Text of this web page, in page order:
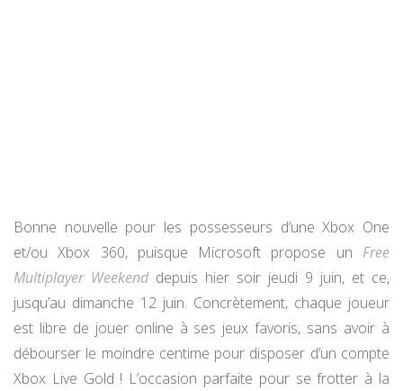
Bonne nouvelle pour les possesseurs d’une Xbox One
et/ou Xbox 360, puisque Microsoft propose un Free
Multiplayer Weekenddepuis hier soir jeudi 9 juin, et ce,
jusqu’au dimanche 12 juin. Concrètement, chaque joueur
est libre de jouer online à ses jeux favoris, sans avoir à
débourser le moindre centime pour disposer d’un compte
Xbox Live Gold ! L’occasion parfaite pour se frotter à la